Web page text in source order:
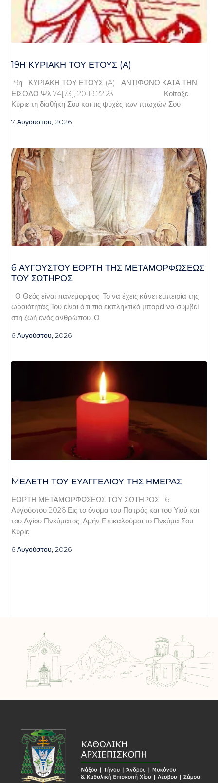
19Η ΚΥΡΙΑΚΉ ΤΟΥ ΈΤΟΥΣ (Α)
19η ΚΥΡΙΑΚΗ ΤΟΥ ΕΤΟΥΣ (A) ΑΝΤΙΦΩΝΟ ΚΑΤΑ ΤΗΝ
ΕΙΣΟΔΟ Ψλ 74[73], 20.19.22.23 Κοίταξε
Κύριε τη διαθήκη Σου και τις ψυχές των πτωχών Σου
7 Αυγούστου, 2026
6 ΑΥΓΟΥΣΤΟΥ ΕΟΡΤΗ ΤΗΣ ΜΕΤΑΜΟΡΦΩΣΕΩΣ
ΤΟΥ ΣΩΤΗΡΟΣ
Ο Θεός είναι πανέμορφος. Το να έχεις κάνει εμπειρία της
ωραιότητάς Του είναι ό,τι πιο εκπληκτικό μπορεί να συμβεί
στη ζωή ενός ανθρώπου. Ο
6 Αυγούστου, 2026
MΕΛΈΤΗ ΤΟΥ ΕΥΑΓΓΕΛΊΟΥ ΤΗΣ ΗΜΈΡΑΣ
ΕΟΡΤΗ ΜΕΤΑΜΟΡΦΩΣΕΩΣ ΤΟΥ ΣΩΤΗΡΟΣ 6
Αυγούστου 2026 Εις το όνομα του Πατρός και του Υιού και
του Αγίου Πνεύματος. Αμήν Επικαλούμαι το Πνεύμα Σου
Κύριε,
6 Αυγούστου, 2026